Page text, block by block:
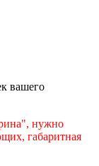
вашего
нужно
габаритная